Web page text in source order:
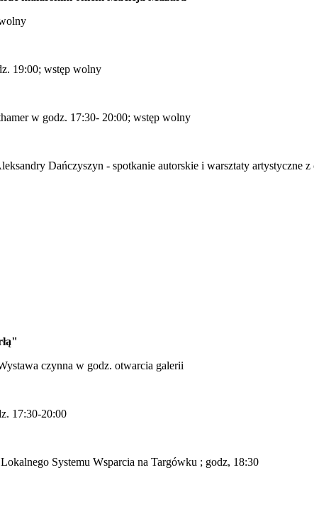
19:00; wstęp wolny
w godz. 17:30- 20:00; wstęp wolny
Dańczyszyn - spotkanie autorskie i warsztaty artystyczne
czynna w godz. otwarcia galerii
17:30-20:00
Systemu Wsparcia na Targówku ; godz, 18:30